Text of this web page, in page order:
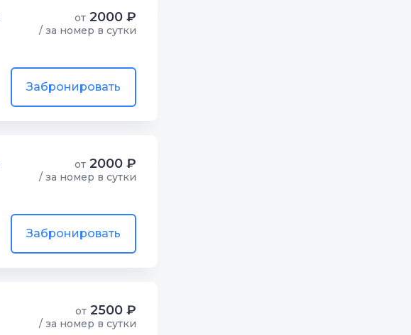
от 2000 ₽
/ за номер в сутки
Забронировать
от 2000 ₽
/ за номер в сутки
Забронировать
от 2500 ₽
/ за номер в сутки